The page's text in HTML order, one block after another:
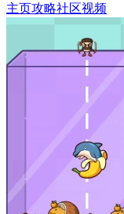
主页攻略社区视频